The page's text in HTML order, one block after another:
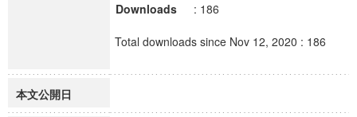
Downloads
: 186
Total downloads since Nov 12, 2020 : 186
本文公開日